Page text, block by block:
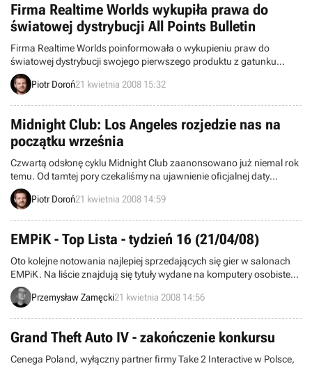
Assassin’s Creed kształtuje się na poziomie równym sprzedaży
Heroes of Might and Magic V! Tak wspaniały
Firma Realtime Worlds wykupiła prawa do
światowej dystrybucji All Points Bulletin
Firma Realtime Worlds poinformowała o wykupieniu praw do
światowej dystrybucji swojego pierwszego produktu z gatunku
MMO – pozycji noszącej tytuł All Points Bulletin. Odkupiła je od
koreańskiego wydawcy Webzen, wieloletniego partnera
Piotr Doroń21 kwietnia 2008 15:32
Midnight Club: Los Angeles rozjedzie nas na
początku września
Czwartą odsłonę cyklu Midnight Club zaanonsowano już niemal rok
temu. Od tamtej pory czekaliśmy na ujawnienie oficjalnej daty
debiutu tejże produkcji. Doszło do tego dzisiaj, a o samym fakcie
poinformował nas Sam Housner, założyciel firmy Rockstar Games.
Piotr Doroń21 kwietnia 2008 14:59
EMPiK - Top Lista - tydzień 16 (21/04/08)
Oto kolejne notowania najlepiej sprzedających się gier w salonach
EMPiK. Na liście znajdują się tytuły wydane na komputery osobiste
oraz konsole PS2, PS3 i Xbox 360. Dane pochodzą z okresu
pomiędzy 14 a 20 kwietnia i zostały zebrane w 111 salonach sieci.
Przemysław Zamęcki21 kwietnia 2008 14:56
Grand Theft Auto IV - zakończenie konkursu
Cenega Poland, wyłączny partner firmy Take 2 Interactive w Polsce,